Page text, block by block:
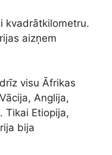
kvadrātkilometru.
aizņem
visu Āfrikas
Anglija,
Tikai Etiopija,
bija